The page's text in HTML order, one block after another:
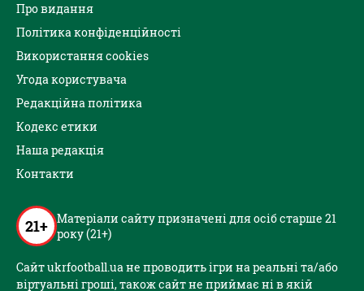
Про видання
Політика конфіденційності
Використання cookies
Угода користувача
Редакційна політика
Кодекс етики
Наша редакція
Контакти
21+ Матеріали сайту призначені для осіб старше 21
року (21+)
Сайт ukrfootball.ua не проводить ігри на реальні та/або
віртуальні гроші, також сайт не приймає ні в якій